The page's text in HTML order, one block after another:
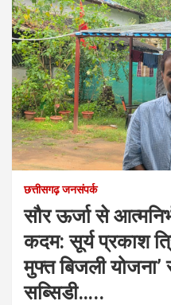
छत्तीसगढ़ जनसंपर्क
सौर ऊर्जा से
कदम: सूर्य प्रकाश
मुफ्त बिजली
सब्सिडी…..